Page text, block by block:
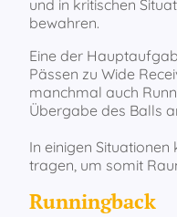
und in kritischen
bewahren.
Eine der
Pässen zu Wide
manchmal auch
Übergabe des Balls
In einigen
tragen, um somit
Runningback